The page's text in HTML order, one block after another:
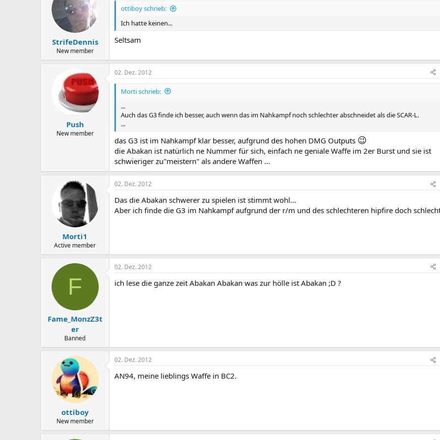
StrifeDennis
New member
ottiboy schrieb:
Ich hatte keinen...
Seltsam
Push
New member
02. Dez. 2012
Morti schrieb:
...
Auch das G3 finde ich besser, auch wenn das im Nahkampf noch schlechter abschneidet als die SCAR-L.
...
das G3 ist im Nahkampf klar besser, aufgrund des hohen DMG Outputs 😉
die Abakan ist natürlich ne Nummer für sich, einfach ne geniale Waffe im 2er Burst und sie ist
schwieriger zu"meistern" als andere Waffen ...
Morti1
Active member
02. Dez. 2012
Das die Abakan schwerer zu spielen ist stimmt wohl...
Aber ich finde die G3 im Nahkampf aufgrund der r/m und des schlechteren hipfire doch
F
Fame_MonzZ3t
er
Banned
02. Dez. 2012
ich lese die ganze zeit Abakan Abakan was zur hölle ist Abakan ;D ?
ottiboy
New member
02. Dez. 2012
AN94, meine lieblings Waffe in BC2.